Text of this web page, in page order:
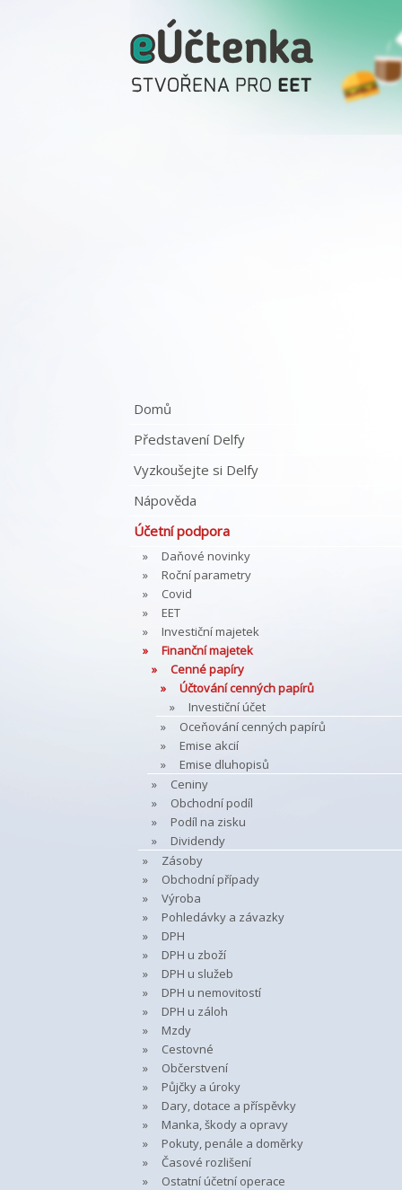
Domů
Představení Delfy
Vyzkoušejte si Delfy
Nápověda
Účetní podpora
Daňové novinky
Roční parametry
Covid
EET
Investiční majetek
Finanční majetek
Cenné papíry
Účtování cenných papírů
Investiční účet
Oceňování cenných papírů
Emise akcií
Emise dluhopisů
Ceniny
Obchodní podíl
Podíl na zisku
Dividendy
Zásoby
Obchodní případy
Výroba
Pohledávky a závazky
DPH
DPH u zboží
DPH u služeb
DPH u nemovitostí
DPH u záloh
Mzdy
Cestovné
Občerstvení
Půjčky a úroky
Dary, dotace a příspěvky
Manka, škody a opravy
Pokuty, penále a doměrky
Časové rozlišení
Ostatní účetní operace